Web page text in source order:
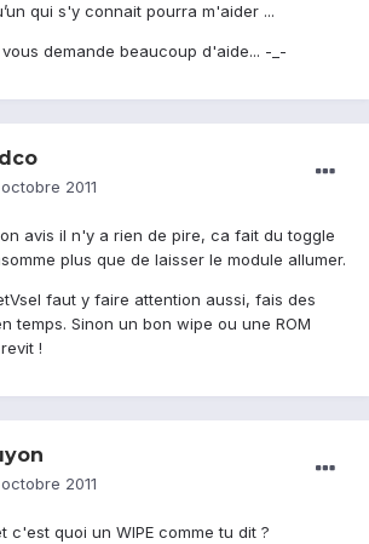
qui s'y connait pourra m'aider ...
demande beaucoup d'aide... -_-
2011
avis il n'y a rien de pire, ca fait du toggle
plus que de laisser le module allumer.
faut y faire attention aussi, fais des
temps. Sinon un bon wipe ou une ROM
!
2011
c'est quoi un WIPE comme tu dit ?